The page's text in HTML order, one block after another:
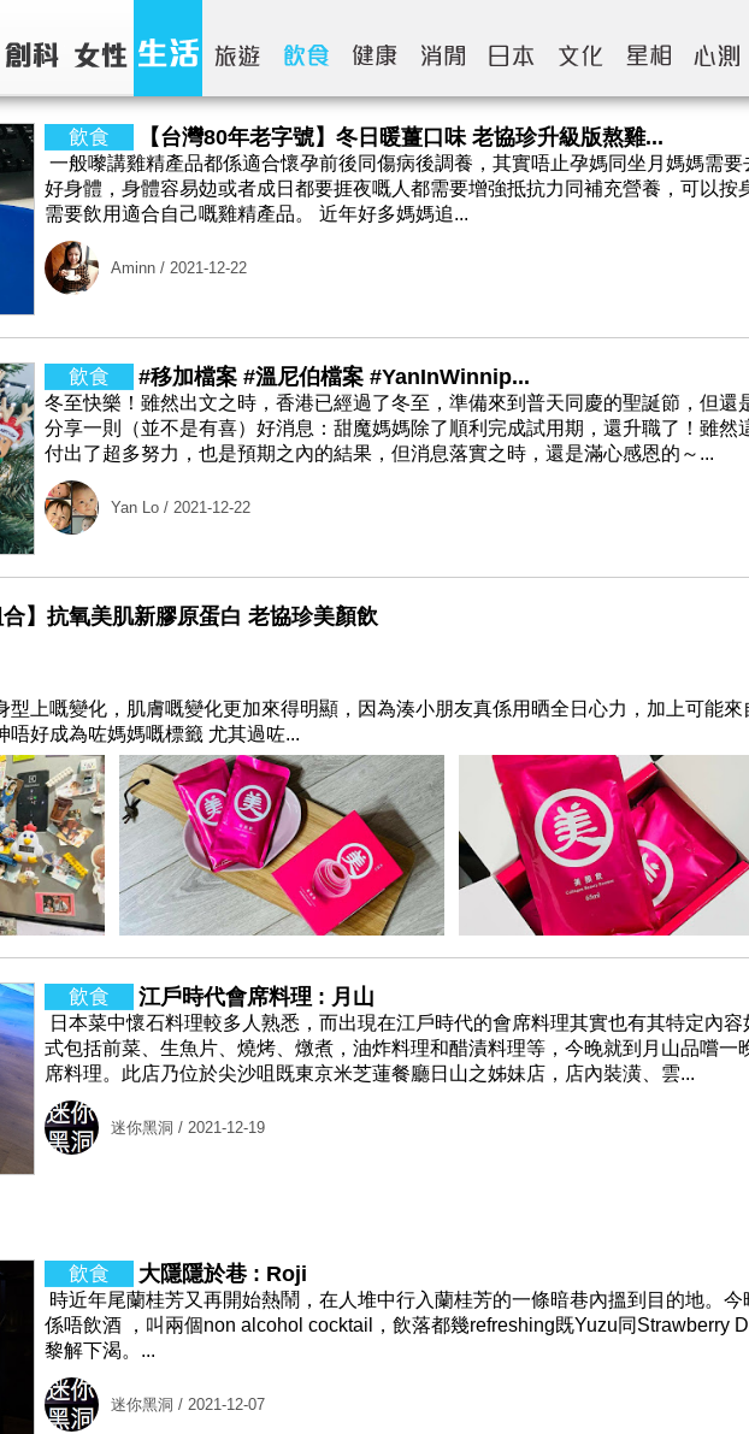
【台灣80年老字號】冬日暖薑口味 老協珍升級版熬雞...
一般嚟講雞精產品都係適合懷孕前後同傷病後調養，其實唔止孕媽同坐月媽媽需要
好身體，身體容易攰或者成日都要捱夜嘅人都需要增強抵抗力同補充營養，可以按
需要飲用適合自己嘅雞精產品。 近年好多媽媽追...
Aminn / 2021-12-22
#移加檔案 #溫尼伯檔案 #YanInWinnip...
冬至快樂！雖然出文之時，香港已經過了冬至，準備來到普天同慶的聖誕節，但還
分享一則（並不是有喜）好消息：甜魔媽媽除了順利完成試用期，還升職了！雖然
付出了超多努力，也是預期之內的結果，但消息落實之時，還是滿心感恩的～...
Yan Lo / 2021-12-22
合】抗氧美肌新膠原蛋白 老協珍美顏飲
型上嘅變化，肌膚嘅變化更加來得明顯，因為湊小朋友真係用晒全日心力，加上可能來
唔好成為咗媽媽嘅標籤 尤其過咗...
江戶時代會席料理 : 月山
日本菜中懷石料理較多人熟悉，而出現在江戶時代的會席料理其實也有其特定內容
式包括前菜、生魚片、燒烤、燉煮，油炸料理和醋漬料理等，今晚就到月山品嚐一
席料理。此店乃位於尖沙咀既東京米芝蓮餐廳日山之姊妹店，店內裝潢、雲...
迷你黑洞 / 2021-12-19
大隱隱於巷 : Roji
時近年尾蘭桂芳又再開始熱鬧，在人堆中行入蘭桂芳的一條暗巷內搵到目的地。今
係唔飲酒 ，叫兩個non alcohol cocktail，飲落都幾refreshing既Yuzu同Strawberry
黎解下渴。...
迷你黑洞 / 2021-12-07